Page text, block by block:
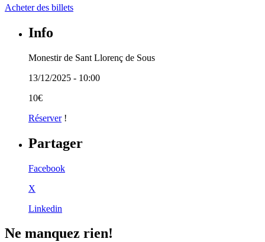
Acheter des billets
Info
Monestir de Sant Llorenç de Sous
13/12/2025 - 10:00
10€
Réserver !
Partager
Facebook
X
Linkedin
Ne manquez rien!